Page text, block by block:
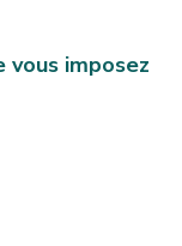
vous imposez